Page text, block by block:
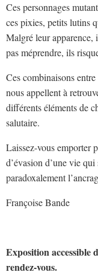
Ces personnages
ces pixies, petits lutins
Malgré leur apparence,
pas méprendre, ils
Ces combinaisons
nous appellent à
différents éléments de
salutaire.
Laissez-vous emporter
d’évasion d’une vie
paradoxalement
Françoise Bande
Exposition accessible
rendez-vous.